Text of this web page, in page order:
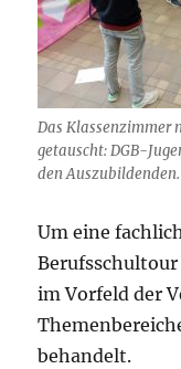
Das Klassenzimmer
getauscht: DGB-
den Auszubildenden.
Um eine
im Vorfeld der
behandelt.